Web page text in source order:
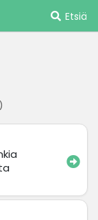
Etsiä
)